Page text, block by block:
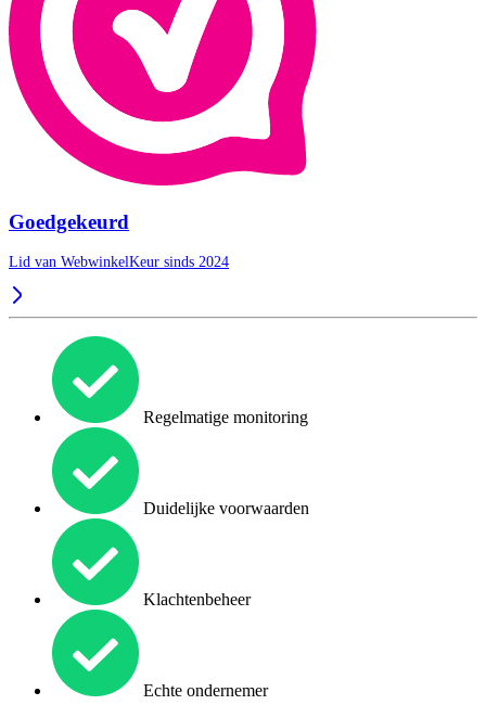
Goedgekeurd
Lid van WebwinkelKeur sinds 2024
Regelmatige monitoring
Duidelijke voorwaarden
Klachtenbeheer
Echte ondernemer